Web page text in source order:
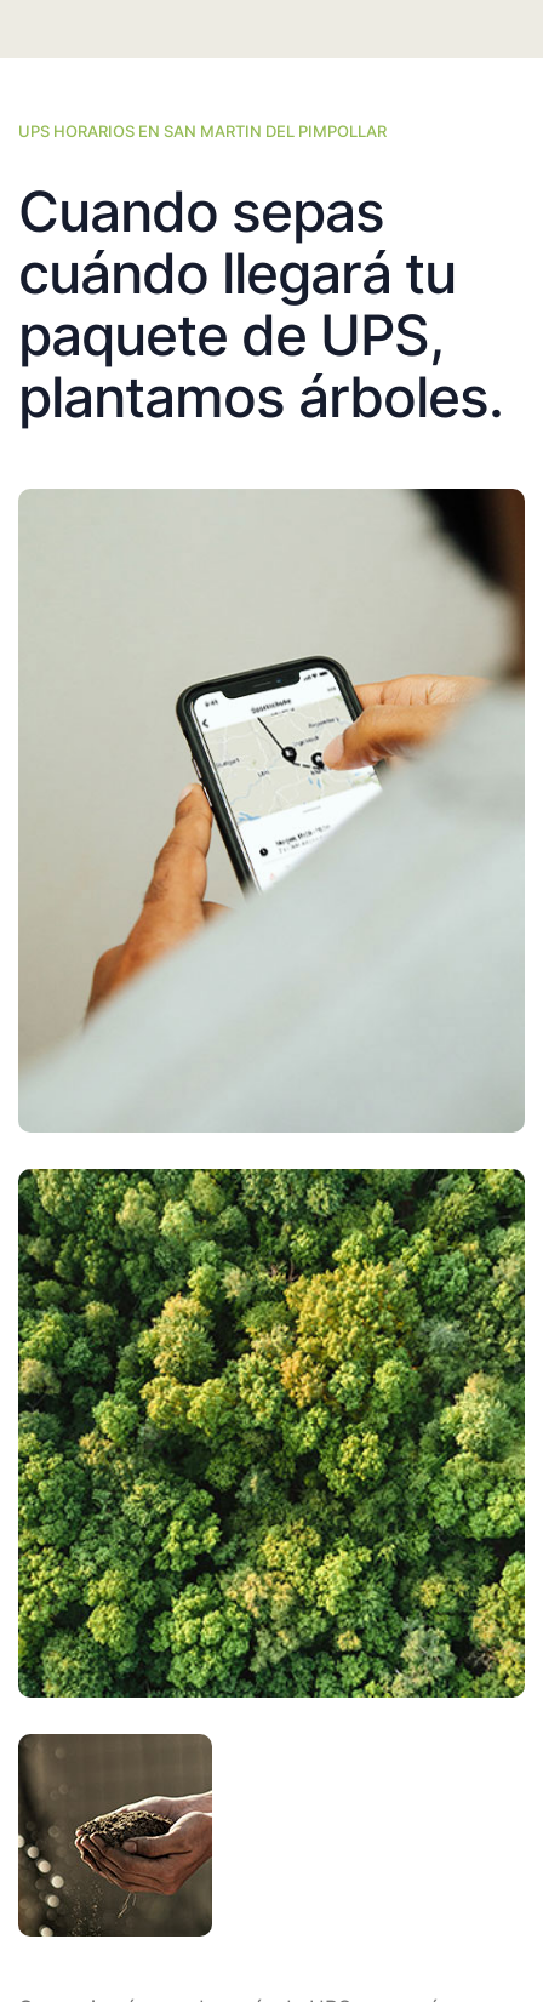
UPS HORARIOS EN SAN MARTIN DEL PIMPOLLAR
Cuando sepas
cuándo llegará tu
paquete de UPS,
plantamos árboles.